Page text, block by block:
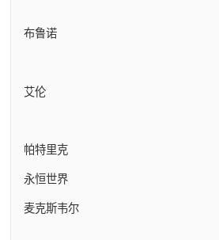
布鲁诺
艾伦
帕特里克
永恒世界
麦克斯韦尔